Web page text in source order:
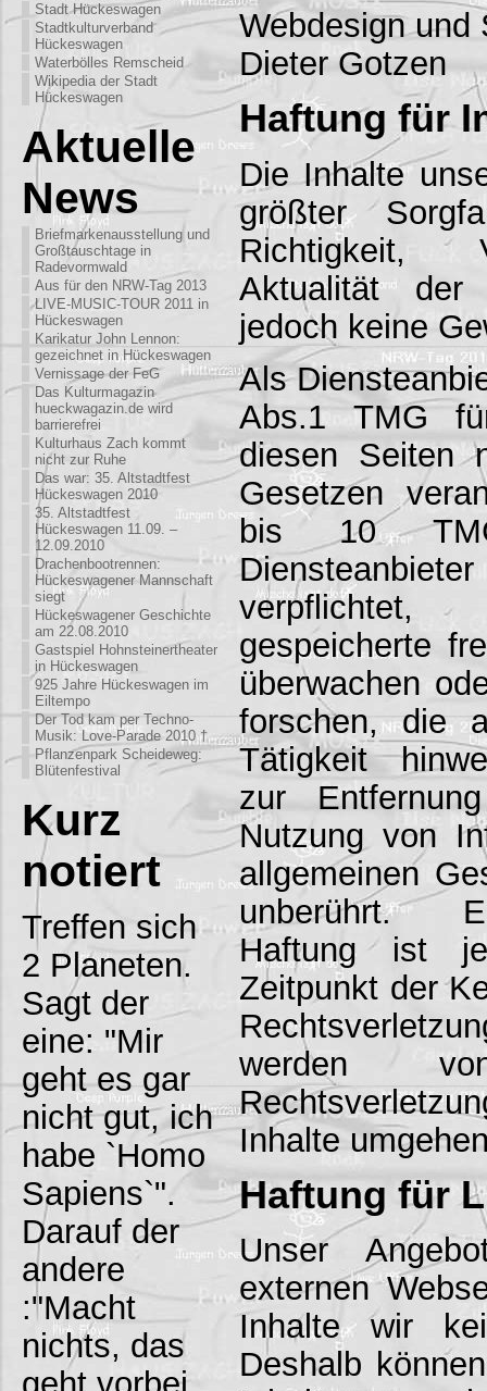
Stadt Hückeswagen
Stadtkulturverband
Hückeswagen
Waterbölles Remscheid
Wikipedia der Stadt
Hückeswagen
Aktuelle
News
Briefmarkenausstellung und
Großtauschtage in
Radevormwald
Aus für den NRW-Tag 2013
LIVE-MUSIC-TOUR 2011 in
Hückeswagen
Karikatur John Lennon:
gezeichnet in Hückeswagen
Vernissage der FeG
Das Kulturmagazin
hueckwagazin.de wird
barrierefrei
Kulturhaus Zach kommt
nicht zur Ruhe
Das war: 35. Altstadtfest
Hückeswagen 2010
35. Altstadtfest
Hückeswagen 11.09. –
12.09.2010
Drachenbootrennen:
Hückeswagener Mannschaft
siegt
Hückeswagener Geschichte
am 22.08.2010
Gastspiel Hohnsteinertheater
in Hückeswagen
925 Jahre Hückeswagen im
Eiltempo
Der Tod kam per Techno-
Musik: Love-Parade 2010 †
Pflanzenpark Scheideweg:
Blütenfestival
Kurz
notiert
Treffen sich
2 Planeten.
Sagt der
eine: "Mir
geht es gar
nicht gut, ich
habe `Homo
Sapiens`".
Darauf der
andere
:"Macht
nichts, das
geht vorbei
Webdesign und
Dieter Gotzen
Haftung für
Die Inhalte
größter
Richtigkeit,
Aktualität
jedoch keine
Als
Abs.1 TMG
diesen Seiten
Gesetzen
bis 10
verpflichtet,
gespeicherte
überwachen
forschen, die
Tätigkeit
zur
Nutzung von
allgemeinen
unberührt.
Haftung ist
Zeitpunkt der
werden
Inhalte
Haftung für
Unser
externen
Inhalte wir
Deshalb